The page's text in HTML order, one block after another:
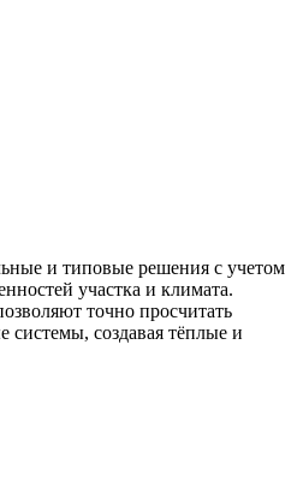
и типовые решения с учетом
участка и климата.
точно просчитать
создавая тёплые и